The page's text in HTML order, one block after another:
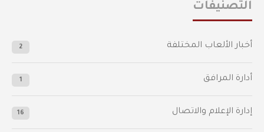
التصنيفات
أخبار الألعاب المختلفة 2
أدارة المرافق 1
إدارة الإعلام والاتصال 16